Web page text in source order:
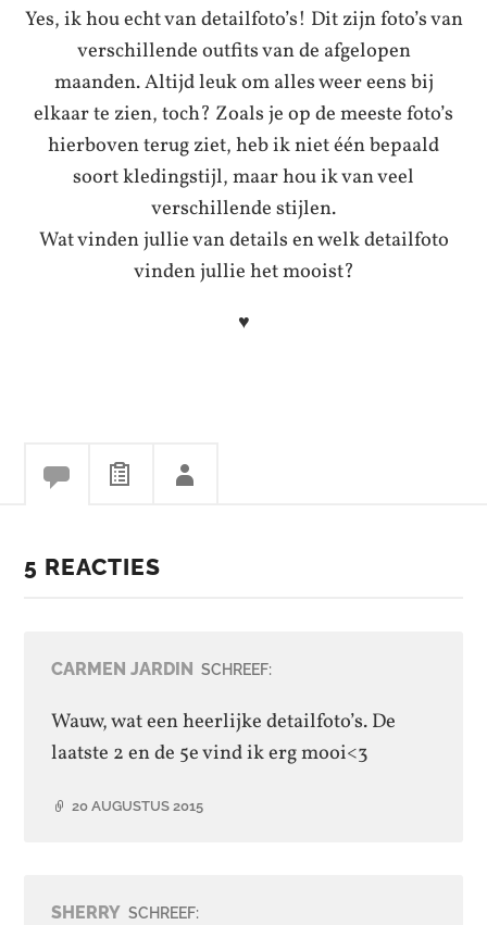
Yes, ik hou echt van detailfoto’s! Dit zijn foto’s van
verschillende outfits van de afgelopen
maanden. Altijd leuk om alles weer eens bij
elkaar te zien, toch? Zoals je op de meeste foto’s
hierboven terug ziet, heb ik niet één bepaald
soort kledingstijl, maar hou ik van veel
verschillende stijlen.
Wat vinden jullie van details en welk detailfoto
vinden jullie het mooist?
♥
5 REACTIES
CARMEN JARDIN SCHREEF:
Wauw, wat een heerlijke detailfoto’s. De
laatste 2 en de 5e vind ik erg mooi<3
20 AUGUSTUS 2015
SHERRY SCHREEF: